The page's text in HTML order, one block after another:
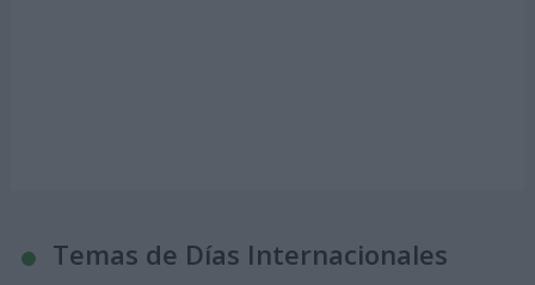
Temas de Días Internacionales